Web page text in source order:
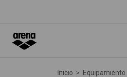
Inicio > Equipamiento